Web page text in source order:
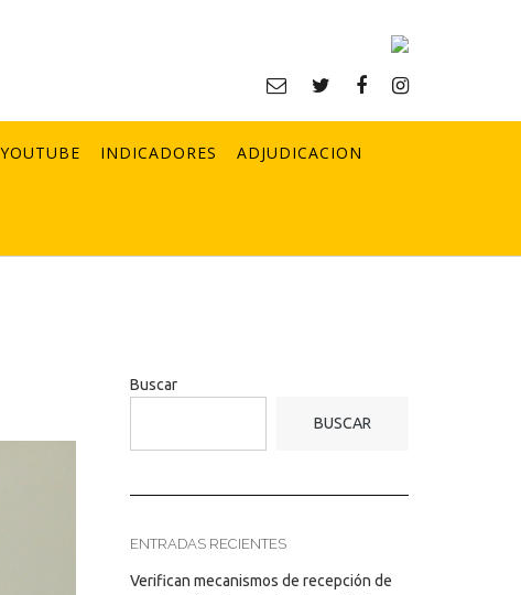
YOUTUBE INDICADORES ADJUDICACION
Buscar
BUSCAR
ENTRADAS RECIENTES
Verifican mecanismos de recepción de